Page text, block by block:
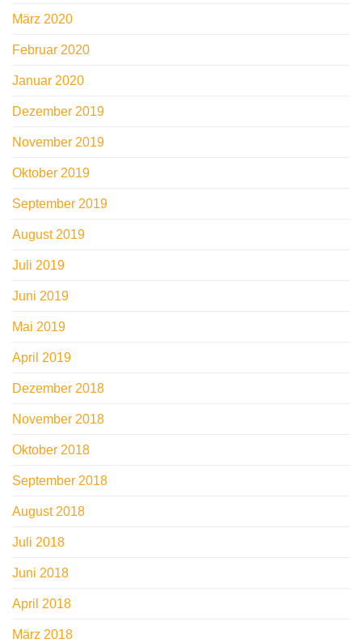
März 2020
Februar 2020
Januar 2020
Dezember 2019
November 2019
Oktober 2019
September 2019
August 2019
Juli 2019
Juni 2019
Mai 2019
April 2019
Dezember 2018
November 2018
Oktober 2018
September 2018
August 2018
Juli 2018
Juni 2018
April 2018
März 2018